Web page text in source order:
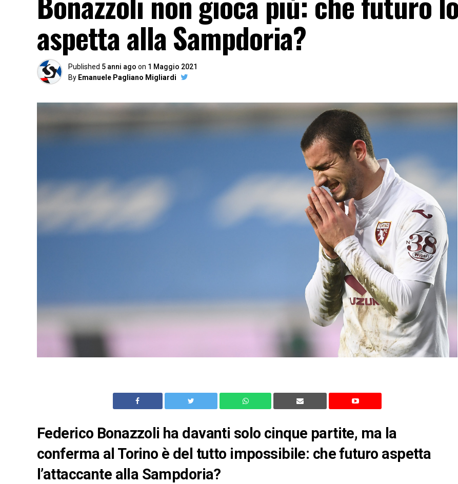
aspetta alla Sampdoria?
Published 5 anni ago on 1 Maggio 2021
By Emanuele Pagliano Migliardi
Federico Bonazzoli ha davanti solo cinque partite, ma la
conferma al Torino è del tutto impossibile: che futuro aspetta
l’attaccante alla Sampdoria?